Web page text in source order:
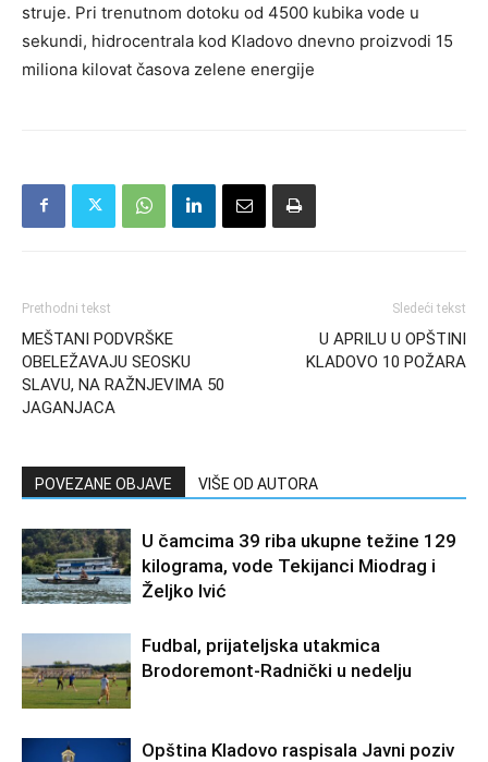
struje. Pri trenutnom dotoku od 4500 kubika vode u
sekundi, hidrocentrala kod Kladovo dnevno proizvodi 15
miliona kilovat časova zelene energije
Prethodni tekst
MEŠTANI PODVRŠKE
OBELEŽAVAJU SEOSKU
SLAVU, NA RAŽNJEVIMA 50
JAGANJACA
Sledeći tekst
U APRILU U OPŠTINI
KLADOVO 10 POŽARA
POVEZANE OBJAVE VIŠE OD AUTORA
U čamcima 39 riba ukupne težine 129
kilograma, vode Tekijanci Miodrag i
Željko Ivić
Fudbal, prijateljska utakmica
Brodoremont-Radnički u nedelju
Opština Kladovo raspisala Javni poziv